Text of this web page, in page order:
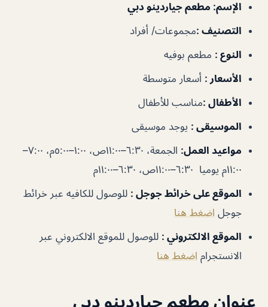
الإسم: مطعم جياردينو دبي
التصنيف :مجموعات/ أفراد
النوع : مطعم بوفيه
الأسعار : أسعار متوسطة
الأطفال :مناسب للأطفال
الموسيقى : يوجد موسيقى
مواعيد العمل:
الجمعة، ٦:٣٠–١١:٠٠ص، ١:٠٠–٥:٠٠م، ٧:٠٠–
١١:٠٠م يوميا ٦:٣٠–١١:٠٠ص، ٦:٣٠–١١:٠٠م
الموقع على خرائط جوجل : للوصول للكافيه عبر خرائط
جوجل اضغط هنا
الموقع الالكتروني : للوصول للموقع الالكتروني عبر
الانستجرام اضغط هنا
عنوان مطعم جياردينو دبي